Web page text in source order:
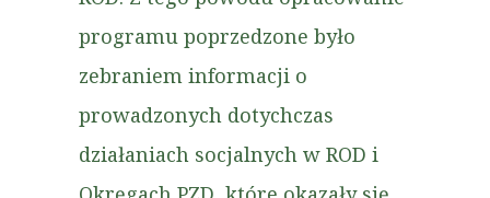
programu poprzedzone było
zebraniem informacji o
prowadzonych dotychczas
działaniach socjalnych w ROD i